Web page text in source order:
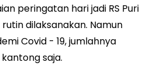
peringatan hari jadi RS Puri
dilaksanakan. Namun
Covid - 19, jumlahnya
saja.